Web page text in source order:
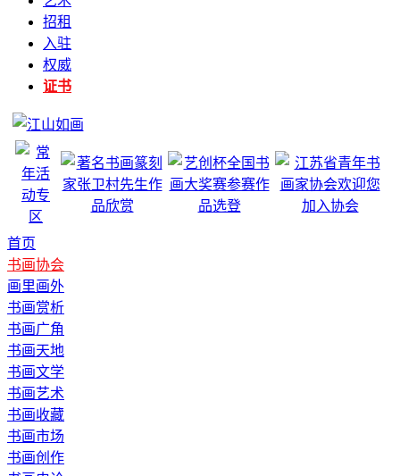
招租
入驻
权威
证书
首页
书画协会
画里画外
书画赏析
书画广角
书画天地
书画文学
书画艺术
书画收藏
书画市场
书画创作